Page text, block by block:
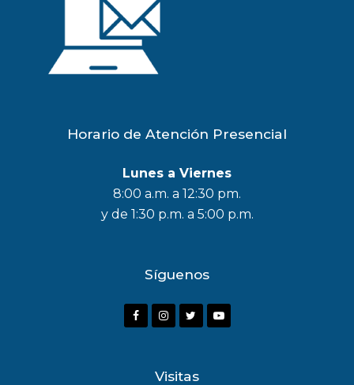
Horario de Atención Presencial
Lunes a Viernes
8:00 a.m. a 12:30 pm.
y de 1:30 p.m. a 5:00 p.m.
Síguenos
F
I
Y
Visitas